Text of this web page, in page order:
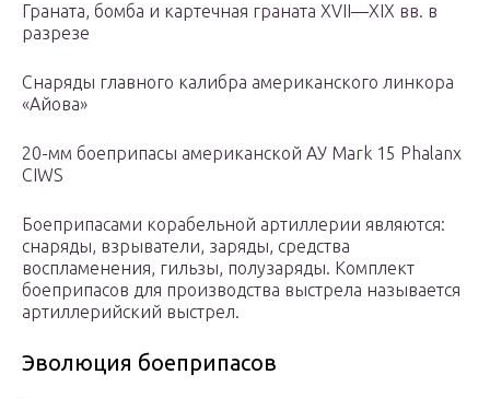
Граната, бомба и картечная граната XVII—XIX вв. в
разрезе
Снаряды главного калибра американского линкора
«Айова»
20-мм боеприпасы американской АУ Mark 15 Phalanx
CIWS
Боеприпасами корабельной артиллерии являются:
снаряды, взрыватели, заряды, средства
воспламенения, гильзы, полузаряды. Комплект
боеприпасов для производства выстрела называется
артиллерийский выстрел.
Эволюция боеприпасов